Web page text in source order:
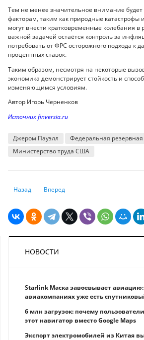
Тем не менее значительное внимание
факторам, таким как природные катастрофы
могут внести кратковременные колебания в
важной задачей остаётся контроль за
потребовать от ФРС осторожного подхода
процентных ставок.
Таким образом, несмотря на некоторые
экономика демонстрирует стойкость и
изменяющимся условиям.
Автор Игорь Черненков
Источник finversia.ru
Джером Пауэлл
Федеральная
Министерство труда США
Предыдущий: Почему ипотека может
Назад Следующий: Могут ли работника
Вперед
НОВОСТИ
Starlink Маска завоевывает
авиакомпаниях уже есть
6 млн загрузок: почему
этот навигатор вместо Google Maps
Экспорт электромобилей из Китая